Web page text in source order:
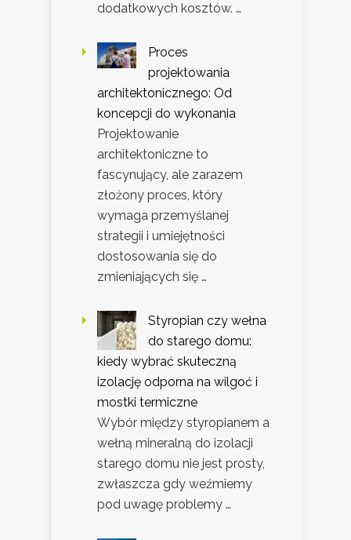
dodatkowych kosztów. …
Proces
projektowania
architektonicznego: Od
koncepcji do wykonania
Projektowanie
architektoniczne to
fascynujący, ale zarazem
złożony proces, który
wymaga przemyślanej
strategii i umiejętności
dostosowania się do
zmieniających się …
Styropian czy wełna
do starego domu:
kiedy wybrać skuteczną
izolację odporna na wilgoć i
mostki termiczne
Wybór między styropianem a
wełną mineralną do izolacji
starego domu nie jest prosty,
zwłaszcza gdy weźmiemy
pod uwagę problemy …